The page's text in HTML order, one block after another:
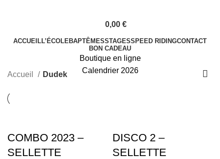
0,00 €
ACCUEILL’ÉCOLEBAPTÊMESSTAGESSPEED RIDINGCONTACT
BON CADEAU
Boutique en ligne
Calendrier 2026
Accueil Dudek
COMBO 2023 –
SELLETTE
DISCO 2 –
SELLETTE